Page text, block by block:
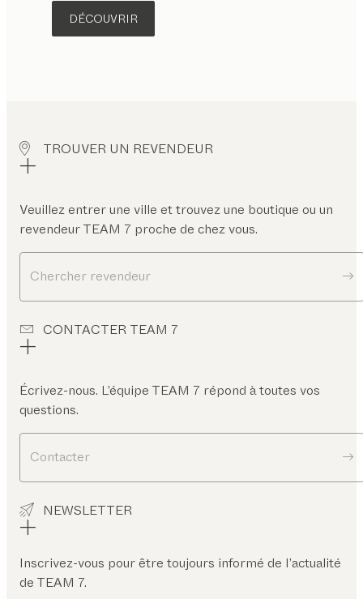
DÉCOUVRIR
TROUVER UN REVENDEUR
Veuillez entrer une ville et trouvez une boutique ou un
revendeur TEAM 7 proche de chez vous.
Chercher revendeur
CONTACTER TEAM 7
Écrivez-nous. L’équipe TEAM 7 répond à toutes vos
questions.
Contacter
NEWSLETTER
Inscrivez-vous pour être toujours informé de l’actualité
de TEAM 7.